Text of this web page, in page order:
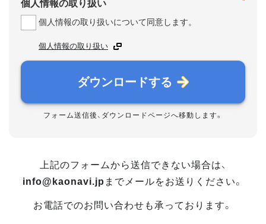
個人情報の取り扱い
個人情報の取り扱いについて同意します。
個人情報の取り扱い
ダウンロードする
フォーム送信後、ダウンロードページへ移動します。
上記のフォームから送信できない場合は、
info@kaonavi.jp までメールをお送りください。
お電話でのお問い合わせも承っております。